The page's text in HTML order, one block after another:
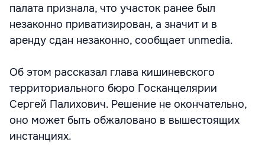
палата признала, что участок ранее был
незаконно приватизирован, а значит и в
аренду сдан незаконно, сообщает unmedia.
Об этом рассказал глава кишиневского
территориального бюро Госканцелярии
Сергей Палихович. Решение не окончательно,
оно может быть обжаловано в вышестоящих
инстанциях.